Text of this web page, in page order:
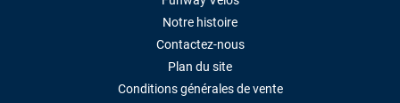
Notre histoire
Contactez-nous
Plan du site
Conditions générales de vente